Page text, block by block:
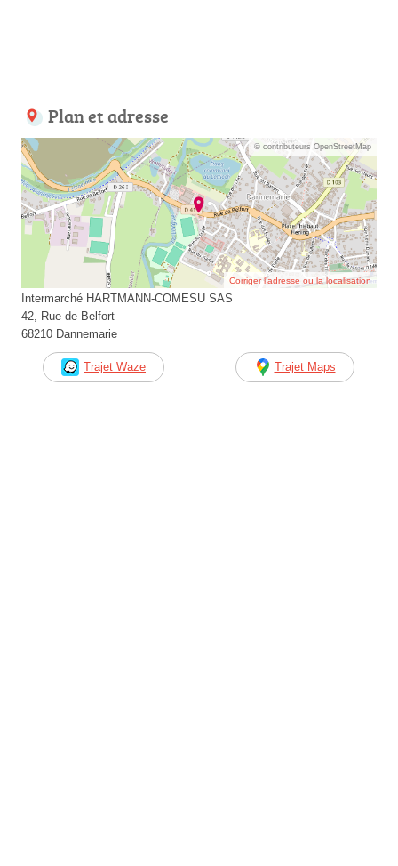
Plan et adresse
© contributeurs OpenStreetMap
Corriger l’adresse ou la localisation
Intermarché HARTMANN-COMESU SAS
42, Rue de Belfort
68210 Dannemarie
Trajet Waze Trajet Maps